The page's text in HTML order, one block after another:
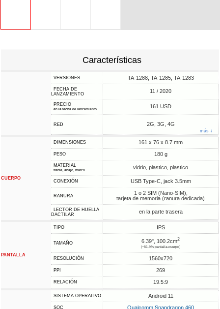
Características
VERSIONES TA-1288, TA-1285, TA-1283
FECHA DE
LANZAMIENTO
11 / 2020
PRECIO
en la fecha de lanzamiento 161 USD
RED 2G, 3G, 4G
más ↓
CUERPO
DIMENSIONES 161 x 76 x 8.7 mm
PESO 180 g
MATERIAL
frente, abajo, marco vidrio, plastico, plastico
CONEXIÓN USB Type-C, jack 3.5mm
RANURA
1 o 2 SIM (Nano-SIM),
tarjeta de memoria (ranura dedicada)
LECTOR DE HUELLA
DACTILAR
en la parte trasera
PANTALLA
TIPO IPS
TAMAÑO 6.39", 100.2cm2
(~81.9% pantalla-cuerpo)
RESOLUCIÓN 1560x720
PPI 269
RELACIÓN 19.5:9
SISTEMA OPERATIVO Android 11
SOC Qualcomm Snapdragon 460